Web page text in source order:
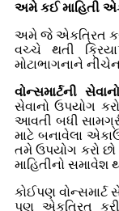
અમે કઈ માહિતી
અમે જે એકત્રિત
વચ્ચે થતી
મોટાભાગનાને
વોન્સમાર્ટની
સેવાનો ઉપયોગ કરો
આવતી બધી
માટે બનાવેલા
તમે ઉપયોગ કરો
માહિતીનો સમાવેશ
કોઈપણ વોન્સમાર્ટ
પણ એકત્રિત